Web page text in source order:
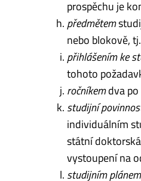
prospěchu je
předmětem
nebo blokově,
přihlášením ke
tohoto
ročníkemdva po
studijní
individuálním
státní
vystoupení na
studijním plánem